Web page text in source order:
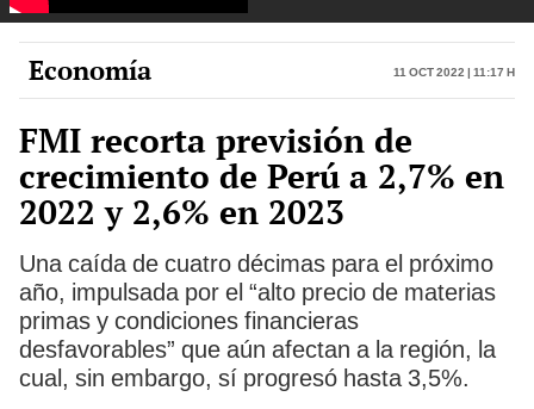
Carlos Cornejo
Economía 11 Oct 2022 | 11:17 h
FMI recorta previsión de
crecimiento de Perú a 2,7% en
2022 y 2,6% en 2023
Una caída de cuatro décimas para el próximo
año, impulsada por el “alto precio de materias
primas y condiciones financieras
desfavorables” que aún afectan a la región, la
cual, sin embargo, sí progresó hasta 3,5%.